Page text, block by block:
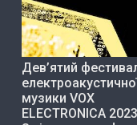
Дев’ятий
музики VOX
ELECTRONICA